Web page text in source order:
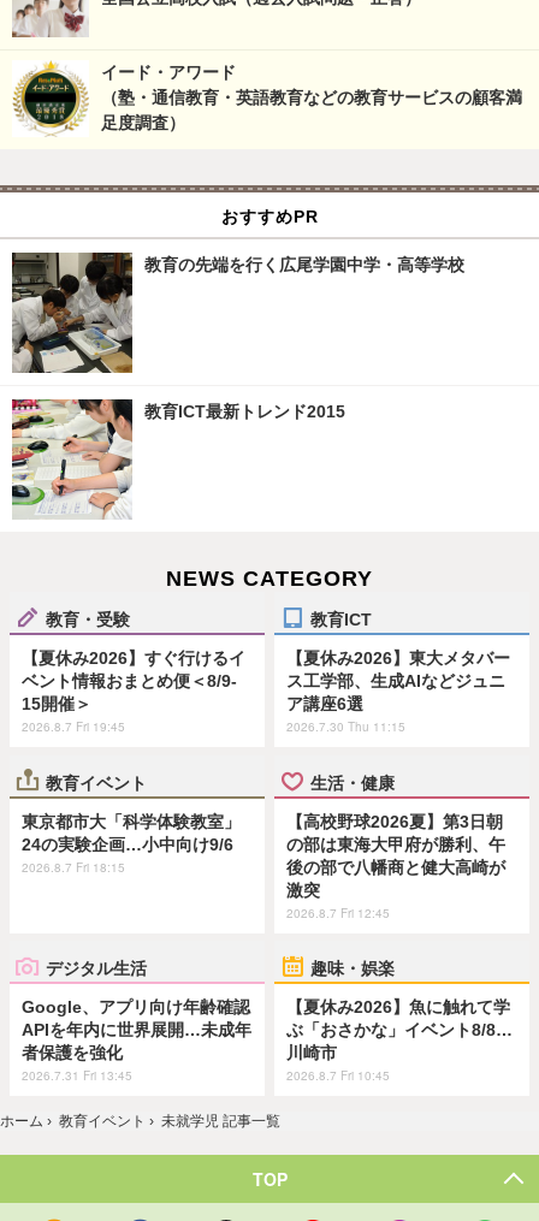
イード・アワード
（塾・通信教育・英語教育などの教育サービスの顧客満
足度調査）
おすすめPR
教育の先端を行く広尾学園中学・高等学校
教育ICT最新トレンド2015
NEWS CATEGORY
教育・受験
【夏休み2026】すぐ行けるイ
ベント情報おまとめ便＜8/9-
15開催＞
2026.8.7 Fri 19:45
教育ICT
【夏休み2026】東大メタバー
ス工学部、生成AIなどジュニ
ア講座6選
2026.7.30 Thu 11:15
教育イベント
東京都市大「科学体験教室」
24の実験企画…小中向け9/6
2026.8.7 Fri 18:15
生活・健康
【高校野球2026夏】第3日朝
の部は東海大甲府が勝利、午
後の部で八幡商と健大高崎が
激突
2026.8.7 Fri 12:45
デジタル生活
Google、アプリ向け年齢確認
APIを年内に世界展開…未成年
者保護を強化
2026.7.31 Fri 13:45
趣味・娯楽
【夏休み2026】魚に触れて学
ぶ「おさかな」イベント8/8…
川崎市
2026.8.7 Fri 10:45
ホーム › 教育イベント › 未就学児 記事一覧
TOP